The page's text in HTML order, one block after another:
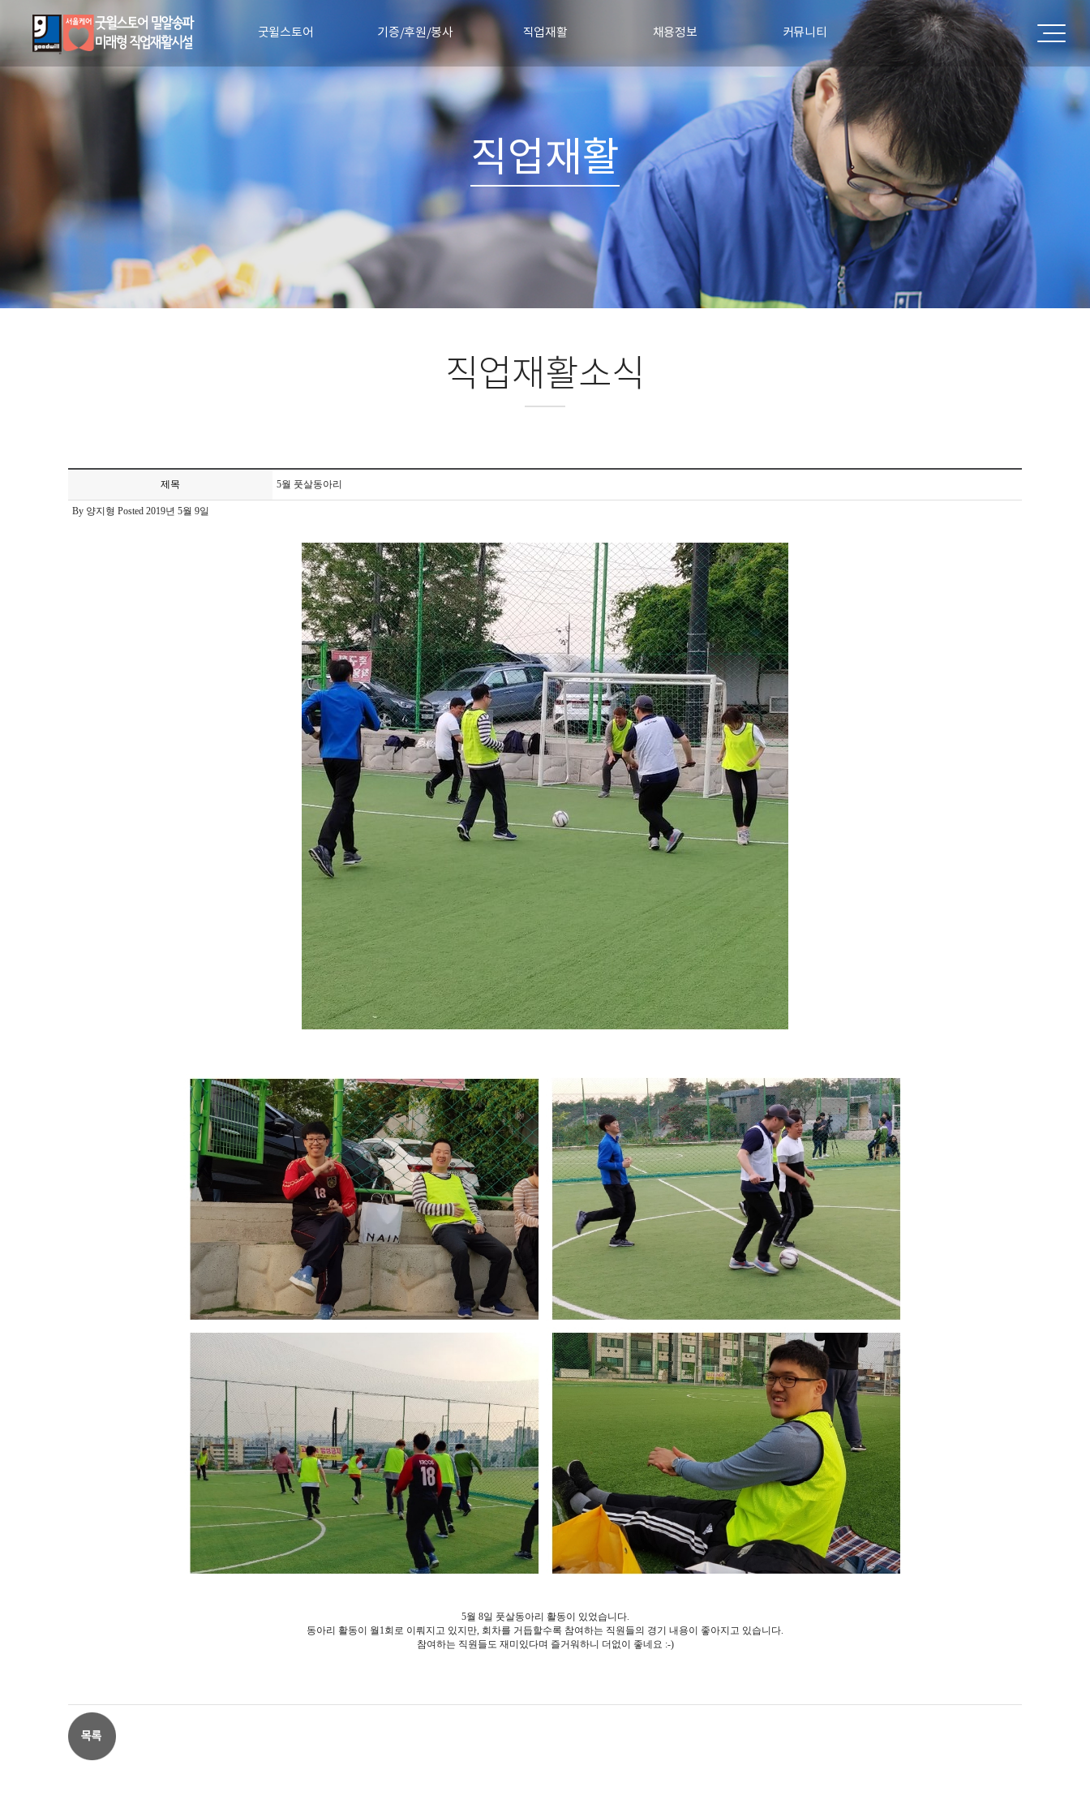
굿윌스토어
CI 소개
조직도
인권 및 윤리 강령
기증/후원/봉사
정기후원신청
직업재활
직업재활안내
직업재활소식
채용정보
채용공고 및 합격자 발표
커뮤니티
공지사항
주요실적
언론보도
직업재활
직업재활소식
제목 5월 풋살동아리
By 양지형 Posted 2019년 5월 9일
5월 8일 풋살동아리 활동이 있었습니다.
동아리 활동이 월1회로 이뤄지고 있지만, 회차를 거듭할수록 참여하는 직원들의 경기 내용이 좋아지고 있습니다.
참여하는 직원들도 재미있다며 즐거워하니 더없이 좋네요 :-)